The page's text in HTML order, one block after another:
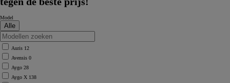
Model
Auris 12
Avensis 0
Aygo 28
Aygo X 138